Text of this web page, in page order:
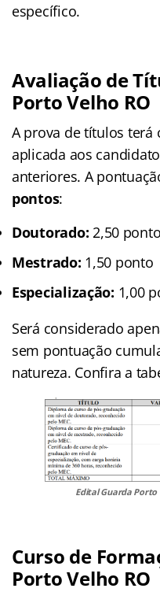
específico.
Avaliação de
Porto Velho RO
A prova de títulos terá
aplicada aos
anteriores. A
pontos:
Doutorado: 2,50
Mestrado: 1,50 ponto
Especialização: 1,00
Será considerado
sem pontuação
natureza. Confira a
Edital Guarda Porto
Curso de
Porto Velho RO